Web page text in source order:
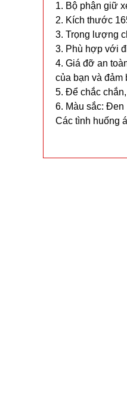
1. Bộ phận giữ
2. Kích thước
3. Trọng lượng
3. Phù hợp với
4. Giá đỡ an
của bạn và đảm
5. Để chắc
6. Màu sắc: Đen
Các tình huống